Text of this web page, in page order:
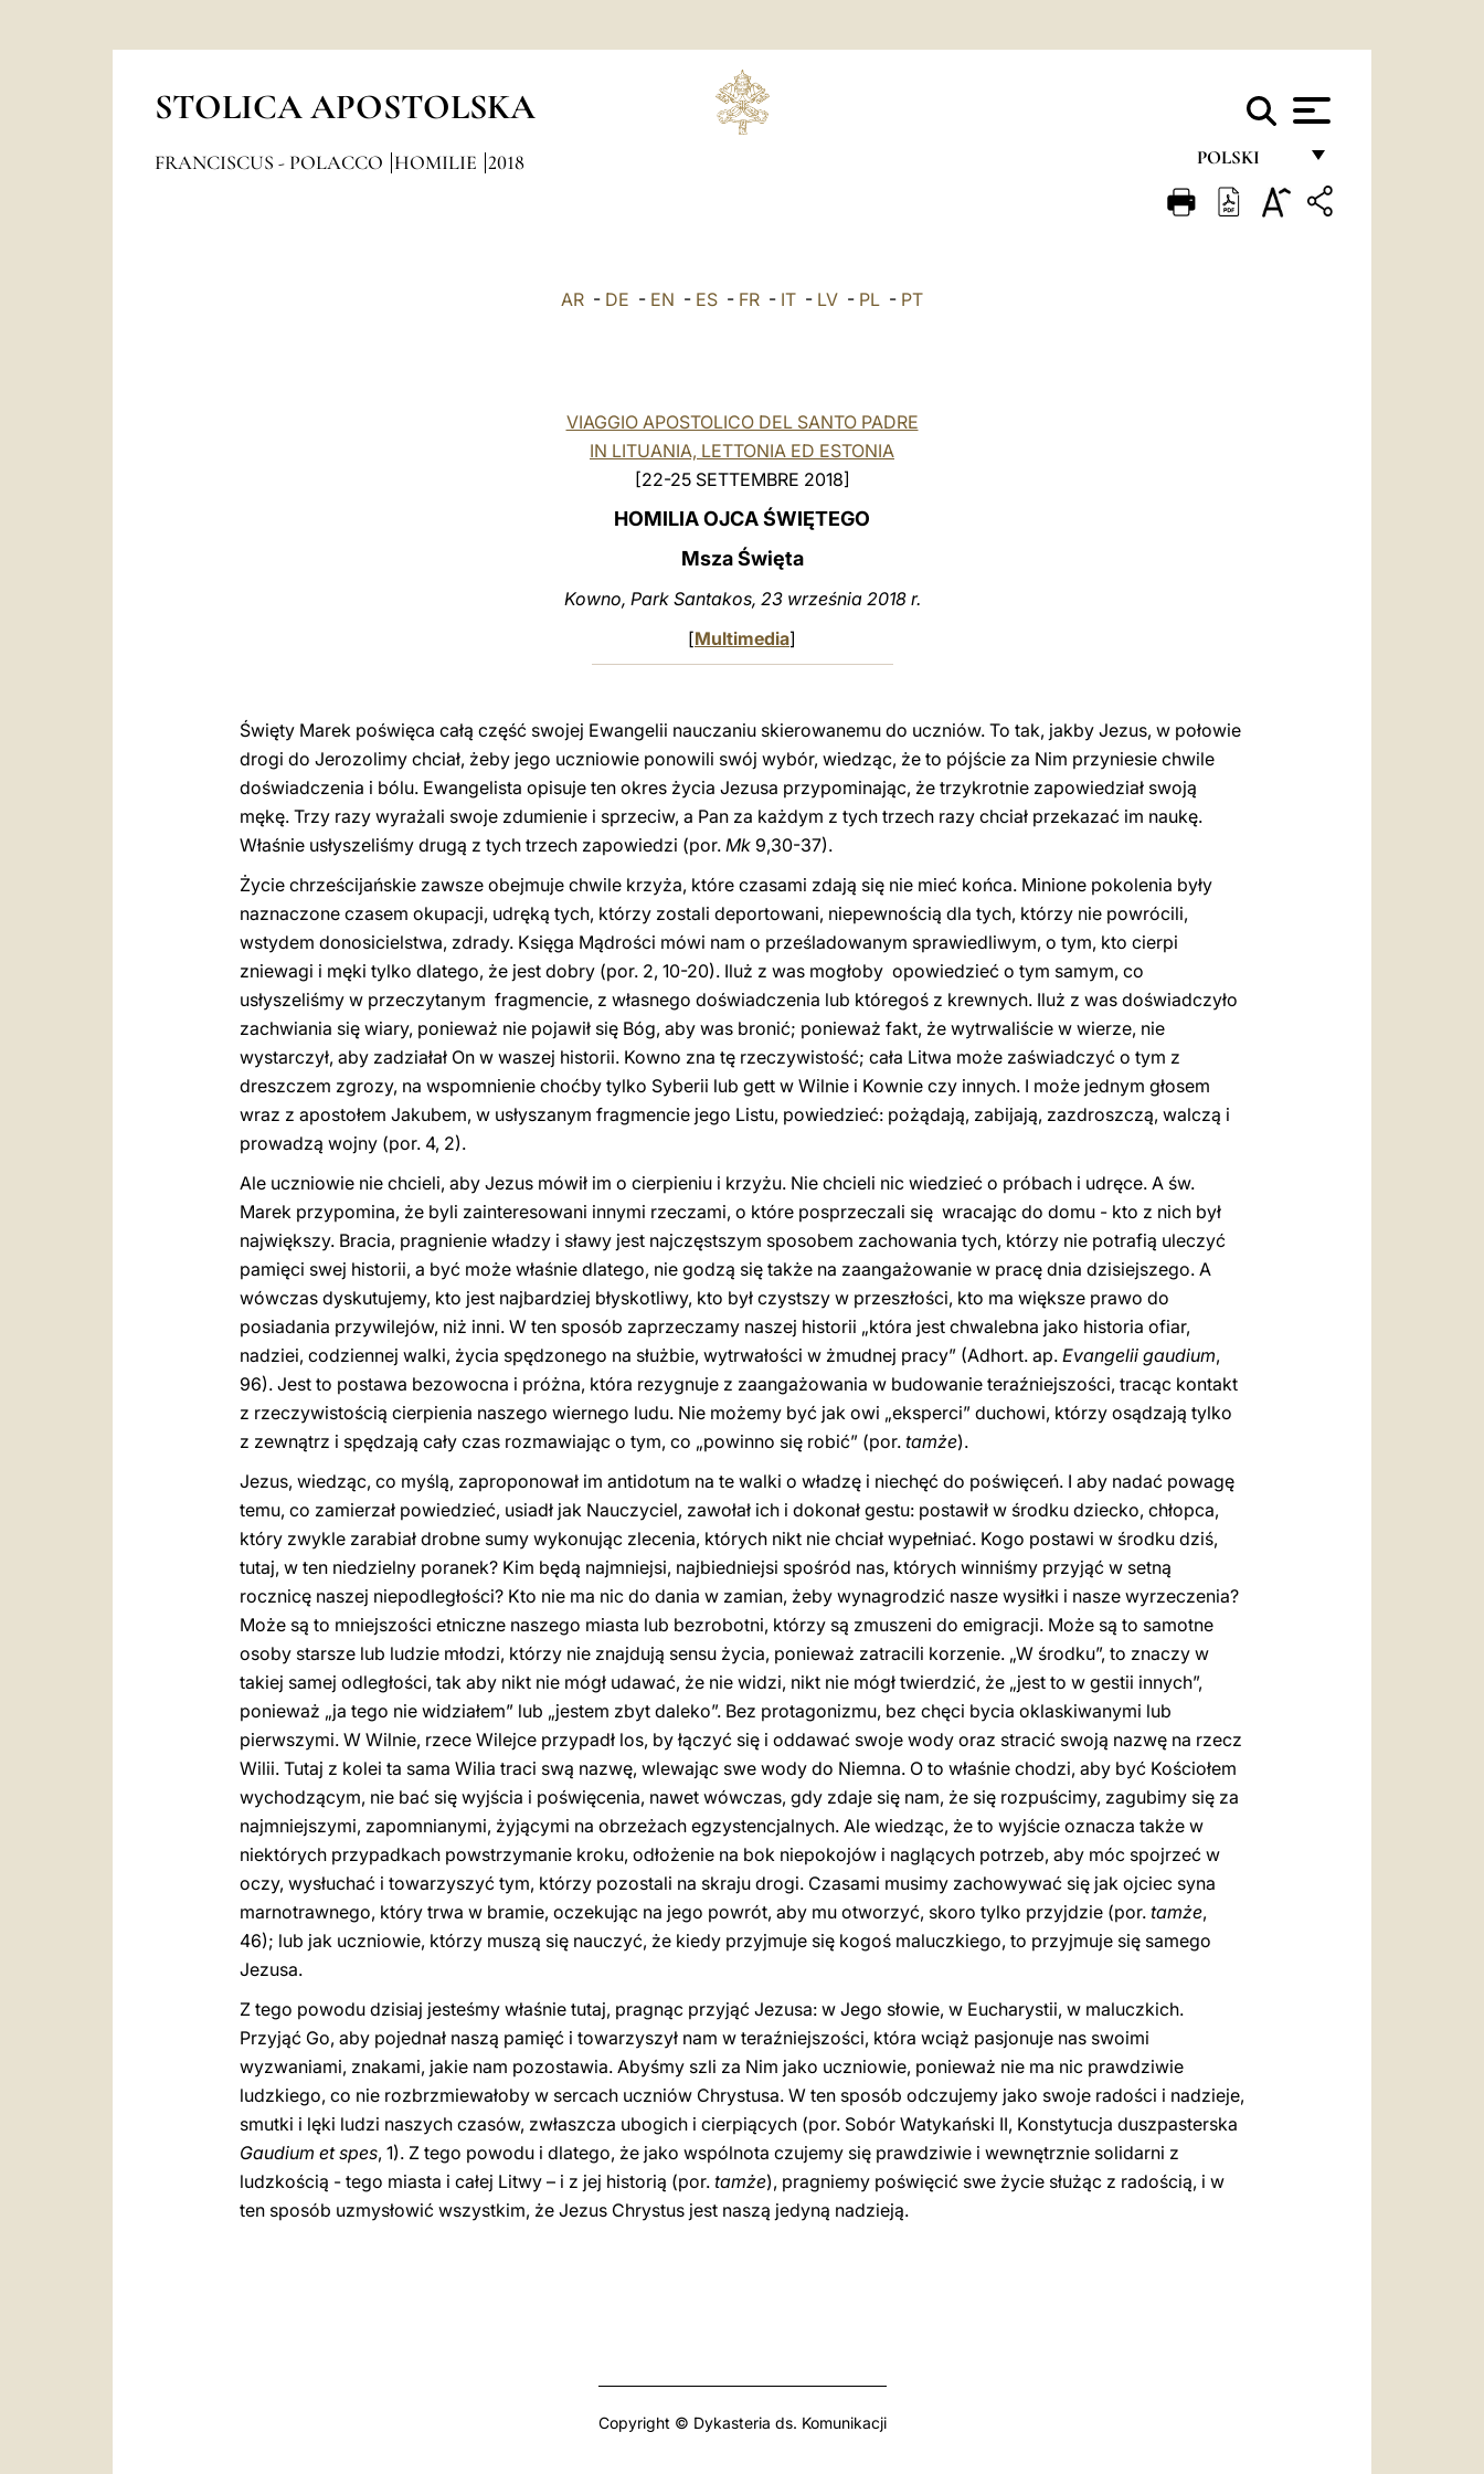
STOLICA APOSTOLSKA
POLSKI
FRANÇAIS
FRANCISCUS - POLACCO HOMILIE 2018
AR - DE - EN - ES - FR - IT - LV - PL - PT
VIAGGIO APOSTOLICO DEL SANTO PADRE
IN LITUANIA, LETTONIA ED ESTONIA
[22-25 SETTEMBRE 2018]
HOMILIA OJCA ŚWIĘTEGO
Msza Święta
Kowno, Park Santakos, 23 września 2018 r.
[Multimedia]
Święty Marek poświęca całą część swojej Ewangelii nauczaniu skierowanemu do uczniów. To tak, jakby Jezus, w połowie
drogi do Jerozolimy chciał, żeby jego uczniowie ponowili swój wybór, wiedząc, że to pójście za Nim przyniesie chwile
doświadczenia i bólu. Ewangelista opisuje ten okres życia Jezusa przypominając, że trzykrotnie zapowiedział swoją
mękę. Trzy razy wyrażali swoje zdumienie i sprzeciw, a Pan za każdym z tych trzech razy chciał przekazać im naukę.
Właśnie usłyszeliśmy drugą z tych trzech zapowiedzi (por. Mk 9,30-37).
Życie chrześcijańskie zawsze obejmuje chwile krzyża, które czasami zdają się nie mieć końca. Minione pokolenia były
naznaczone czasem okupacji, udręką tych, którzy zostali deportowani, niepewnością dla tych, którzy nie powrócili,
wstydem donosicielstwa, zdrady. Księga Mądrości mówi nam o prześladowanym sprawiedliwym, o tym, kto cierpi
zniewagi i męki tylko dlatego, że jest dobry (por. 2, 10-20). Iluż z was mogłoby opowiedzieć o tym samym, co
usłyszeliśmy w przeczytanym fragmencie, z własnego doświadczenia lub któregoś z krewnych. Iluż z was doświadczyło
zachwiania się wiary, ponieważ nie pojawił się Bóg, aby was bronić; ponieważ fakt, że wytrwaliście w wierze, nie
wystarczył, aby zadziałał On w waszej historii. Kowno zna tę rzeczywistość; cała Litwa może zaświadczyć o tym z
dreszczem zgrozy, na wspomnienie choćby tylko Syberii lub gett w Wilnie i Kownie czy innych. I może jednym głosem
wraz z apostołem Jakubem, w usłyszanym fragmencie jego Listu, powiedzieć: pożądają, zabijają, zazdroszczą, walczą i
prowadzą wojny (por. 4, 2).
Ale uczniowie nie chcieli, aby Jezus mówił im o cierpieniu i krzyżu. Nie chcieli nic wiedzieć o próbach i udręce. A św.
Marek przypomina, że byli zainteresowani innymi rzeczami, o które posprzeczali się wracając do domu - kto z nich był
największy. Bracia, pragnienie władzy i sławy jest najczęstszym sposobem zachowania tych, którzy nie potrafią uleczyć
pamięci swej historii, a być może właśnie dlatego, nie godzą się także na zaangażowanie w pracę dnia dzisiejszego. A
wówczas dyskutujemy, kto jest najbardziej błyskotliwy, kto był czystszy w przeszłości, kto ma większe prawo do
posiadania przywilejów, niż inni. W ten sposób zaprzeczamy naszej historii „która jest chwalebna jako historia ofiar,
nadziei, codziennej walki, życia spędzonego na służbie, wytrwałości w żmudnej pracy” (Adhort. ap. Evangelii gaudium,
96). Jest to postawa bezowocna i próżna, która rezygnuje z zaangażowania w budowanie teraźniejszości, tracąc kontakt
z rzeczywistością cierpienia naszego wiernego ludu. Nie możemy być jak owi „eksperci” duchowi, którzy osądzają tylko
z zewnątrz i spędzają cały czas rozmawiając o tym, co „powinno się robić” (por. tamże).
Jezus, wiedząc, co myślą, zaproponował im antidotum na te walki o władzę i niechęć do poświęceń. I aby nadać powagę
temu, co zamierzał powiedzieć, usiadł jak Nauczyciel, zawołał ich i dokonał gestu: postawił w środku dziecko, chłopca,
który zwykle zarabiał drobne sumy wykonując zlecenia, których nikt nie chciał wypełniać. Kogo postawi w środku dziś,
tutaj, w ten niedzielny poranek? Kim będą najmniejsi, najbiedniejsi spośród nas, których winniśmy przyjąć w setną
rocznicę naszej niepodległości? Kto nie ma nic do dania w zamian, żeby wynagrodzić nasze wysiłki i nasze wyrzeczenia?
Może są to mniejszości etniczne naszego miasta lub bezrobotni, którzy są zmuszeni do emigracji. Może są to samotne
osoby starsze lub ludzie młodzi, którzy nie znajdują sensu życia, ponieważ zatracili korzenie. „W środku”, to znaczy w
takiej samej odległości, tak aby nikt nie mógł udawać, że nie widzi, nikt nie mógł twierdzić, że „jest to w gestii innych”,
ponieważ „ja tego nie widziałem” lub „jestem zbyt daleko”. Bez protagonizmu, bez chęci bycia oklaskiwanymi lub
pierwszymi. W Wilnie, rzece Wilejce przypadł los, by łączyć się i oddawać swoje wody oraz stracić swoją nazwę na rzecz
Wilii. Tutaj z kolei ta sama Wilia traci swą nazwę, wlewając swe wody do Niemna. O to właśnie chodzi, aby być Kościołem
wychodzącym, nie bać się wyjścia i poświęcenia, nawet wówczas, gdy zdaje się nam, że się rozpuścimy, zagubimy się za
najmniejszymi, zapomnianymi, żyjącymi na obrzeżach egzystencjalnych. Ale wiedząc, że to wyjście oznacza także w
niektórych przypadkach powstrzymanie kroku, odłożenie na bok niepokojów i naglących potrzeb, aby móc spojrzeć w
oczy, wysłuchać i towarzyszyć tym, którzy pozostali na skraju drogi. Czasami musimy zachowywać się jak ojciec syna
marnotrawnego, który trwa w bramie, oczekując na jego powrót, aby mu otworzyć, skoro tylko przyjdzie (por. tamże,
46); lub jak uczniowie, którzy muszą się nauczyć, że kiedy przyjmuje się kogoś maluczkiego, to przyjmuje się samego
Jezusa.
Z tego powodu dzisiaj jesteśmy właśnie tutaj, pragnąc przyjąć Jezusa: w Jego słowie, w Eucharystii, w maluczkich.
Przyjąć Go, aby pojednał naszą pamięć i towarzyszył nam w teraźniejszości, która wciąż pasjonuje nas swoimi
wyzwaniami, znakami, jakie nam pozostawia. Abyśmy szli za Nim jako uczniowie, ponieważ nie ma nic prawdziwie
ludzkiego, co nie rozbrzmiewałoby w sercach uczniów Chrystusa. W ten sposób odczujemy jako swoje radości i nadzieje,
smutki i lęki ludzi naszych czasów, zwłaszcza ubogich i cierpiących (por. Sobór Watykański II, Konstytucja duszpasterska
Gaudium et spes, 1). Z tego powodu i dlatego, że jako wspólnota czujemy się prawdziwie i wewnętrznie solidarni z
ludzkością - tego miasta i całej Litwy – i z jej historią (por. tamże), pragniemy poświęcić swe życie służąc z radością, i w
ten sposób uzmysłowić wszystkim, że Jezus Chrystus jest naszą jedyną nadzieją.
Copyright © Dykasteria ds. Komunikacji